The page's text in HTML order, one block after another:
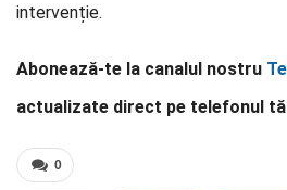
intervenție.
Abonează-te la canalul nostru
actualizate direct pe telefonul
0